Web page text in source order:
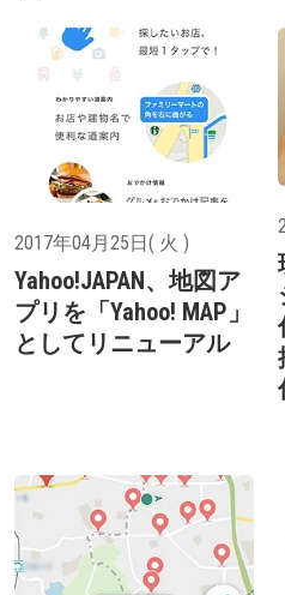
2017年04月25日( 火 )
Yahoo!JAPAN、地図ア
プリを「Yahoo! MAP」
としてリニューアル